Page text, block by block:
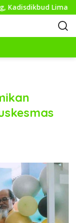
Lima Puluh